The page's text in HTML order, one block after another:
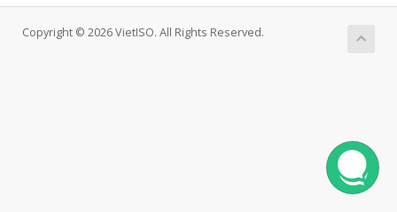
Copyright © 2026 VietISO. All Rights Reserved.